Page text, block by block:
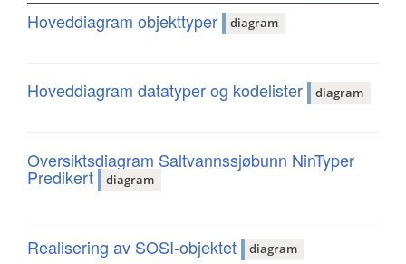
Hoveddiagram objekttyper diagram
Hoveddiagram datatyper og kodelister diagram
Oversiktsdiagram Saltvannssjøbunn NinTyper
Predikert diagram
Realisering av SOSI-objektet diagram